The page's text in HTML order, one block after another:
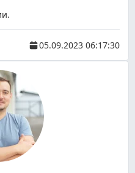
05.09.2023 06:17:30